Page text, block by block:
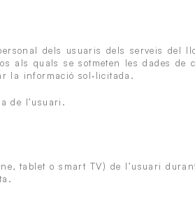
dels usuaris dels serveis del
als quals se sotmeten les dades de
la informació sol·licitada.
de l’usuari.
tablet o smart TV) de l’usuari